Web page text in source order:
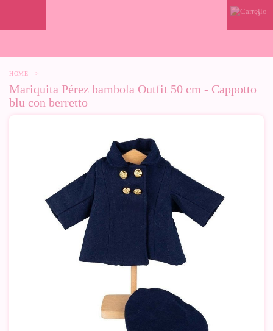
0
HOME >
Mariquita Pérez bambola Outfit 50 cm - Cappotto
blu con berretto